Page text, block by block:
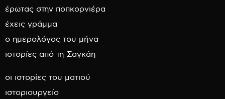
έρωτας στην ποπκορνιέρα
έχεις γράμμα
ο ημερολόγος του μήνα
ιστορίες από τη Σαγκάη
οι ιστορίες του ματιού
ιστοριουργείο